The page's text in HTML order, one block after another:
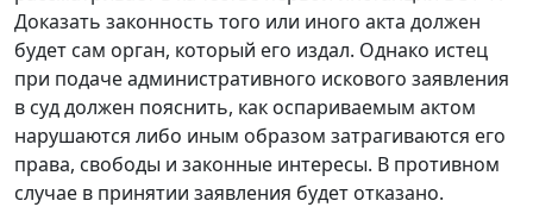
Доказать законность того или иного акта должен
будет сам орган, который его издал. Однако истец
при подаче административного искового заявления
в суд должен пояснить, как оспариваемым актом
нарушаются либо иным образом затрагиваются его
права, свободы и законные интересы. В противном
случае в принятии заявления будет отказано.